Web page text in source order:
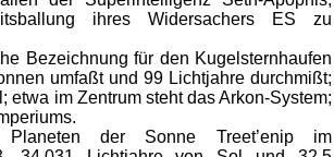
ihres Widersachers ES zu
Bezeichnung für den Kugelsternhaufen
umfaßt und 99 Lichtjahre durchmißt;
etwa im Zentrum steht das Arkon-System;
der Sonne Treet’enip im